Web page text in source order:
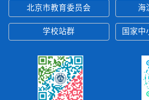
北京市教育委员会 海
学校站群 国家中